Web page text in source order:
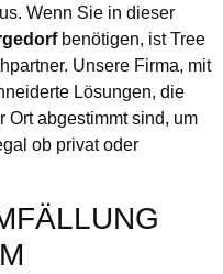
Wenn Sie in dieser
benötigen, ist Tree
Unsere Firma, mit
Lösungen, die
Ort abgestimmt sind, um
ob privat oder